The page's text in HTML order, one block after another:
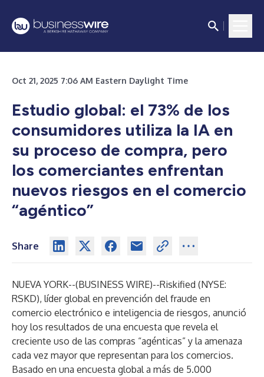
Oct 21, 2025 7:06 AM Eastern Daylight Time
Estudio global: el 73% de los
consumidores utiliza la IA en
su proceso de compra, pero
los comerciantes enfrentan
nuevos riesgos en el comercio
“agéntico”
Share
NUEVA YORK--(BUSINESS WIRE)--Riskified (NYSE:
RSKD), líder global en prevención del fraude en
comercio electrónico e inteligencia de riesgos, anunció
hoy los resultados de una encuesta que revela el
creciente uso de las compras “agénticas” y la amenaza
cada vez mayor que representan para los comercios.
Basado en una encuesta global a más de 5.000